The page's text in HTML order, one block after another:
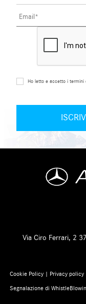
Ho letto e accetto i termini
Via Ciro Ferrari, 2
Cookie Policy | Privacy policy
Segnalazione di